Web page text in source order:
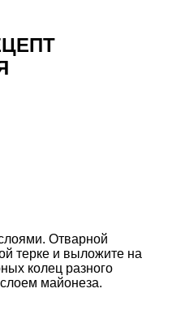
Отварной
терке и выложите на
колец разного
майонеза.